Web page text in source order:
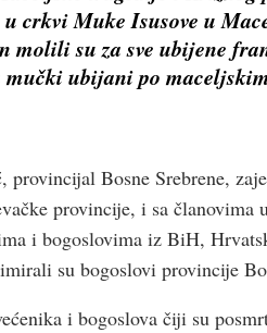
crkvi Muke Isusove u
molili su za sve ubijene
ubijani po
Bosne Srebrene,
provincije, i sa članovima
i bogoslovima iz BiH,
su bogoslovi provincije
i bogoslova čiji su